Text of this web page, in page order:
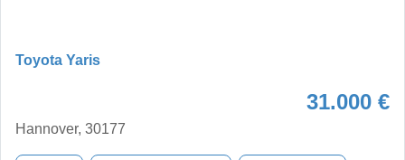
Toyota Yaris
31.000 €
Hannover, 30177